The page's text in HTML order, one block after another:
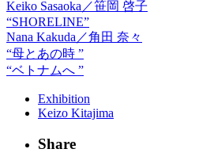
Keiko Sasaoka／笹岡 啓子
“SHORELINE”
Nana Kakuda／角田 奈々
“母とあの時 ”
“ベトナムへ ”
Exhibition
Keizo Kitajima
Share